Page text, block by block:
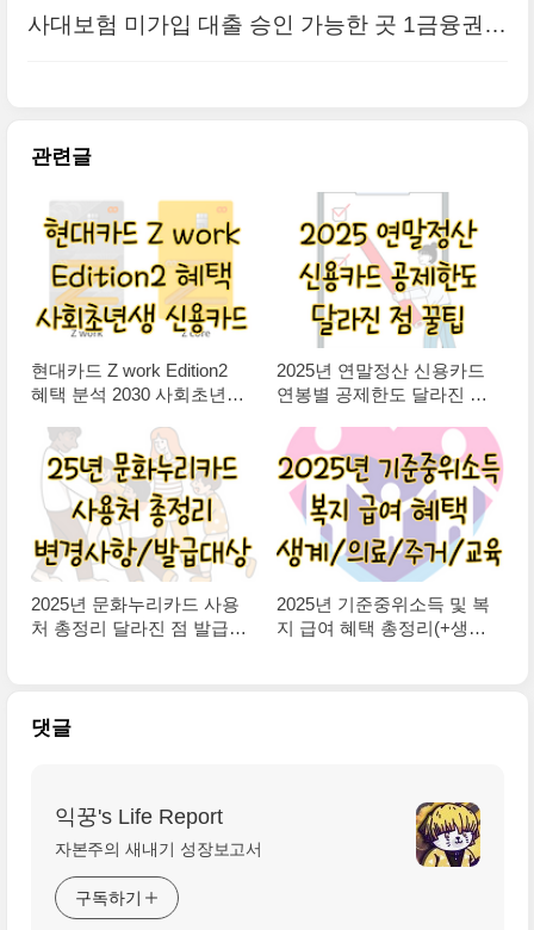
사대보험 미가입 대출 승인 가능한 곳 1금융권 2
관련글
현대카드 Z work Edition2
혜택 분석 2030 사회초년생
2025년 연말정산 신용카드
연봉별 공제한도 달라진 점
2025년 문화누리카드 사용
처 총정리 달라진 점 발급대
2025년 기준중위소득 및 복
지 급여 혜택 총정리(+생계/
댓글
익꿍's Life Report
자본주의 새내기 성장보고서
구독하기